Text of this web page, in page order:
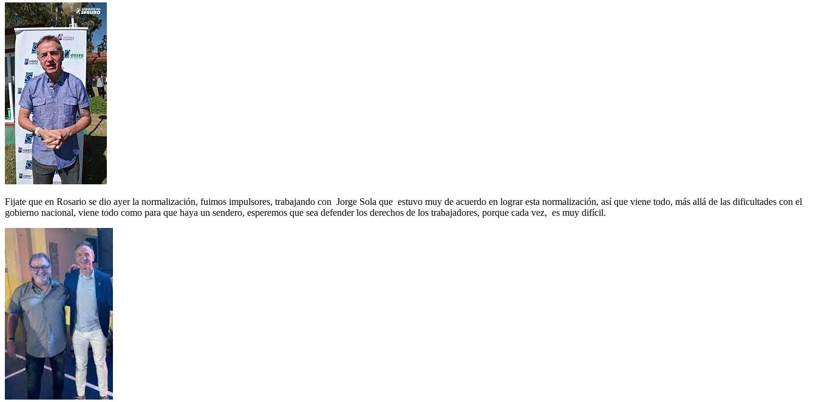
Fijate que en Rosario se dio ayer la normalización, fuimos impulsores, trabajando con Jorge Sola que estuvo muy de acuerdo en lograr esta normalización, así que viene todo, más allá de las dificultades con el
gobierno nacional, viene todo como para que haya un sendero, esperemos que sea defender los derechos de los trabajadores, porque cada vez, es muy difícil.